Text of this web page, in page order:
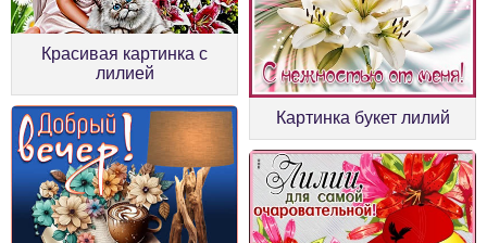
Красивая картинка с
лилией
Картинка букет лилий